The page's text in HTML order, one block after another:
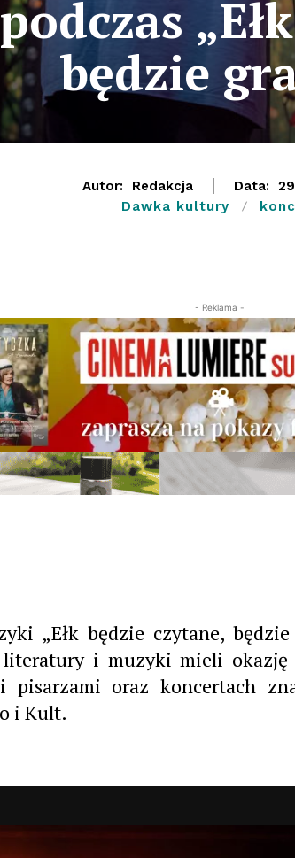
będzie
Autor: Redakcja Data:
Dawka kultury
- Reklama -
„Ełk będzie czytane, będzie
i muzyki mieli okazję
pisarzami oraz koncertach
i Kult.